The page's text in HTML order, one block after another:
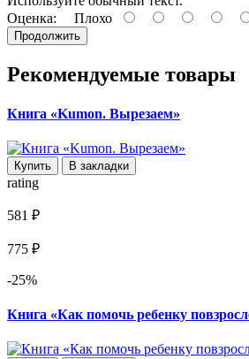
Оценка: Плохо
Продолжить
Рекомендуемые товары
Книга «Kumon. Вырезаем»
Купить В закладки
rating
581 ₽
775 ₽
-25%
Книга «Как помочь ребенку